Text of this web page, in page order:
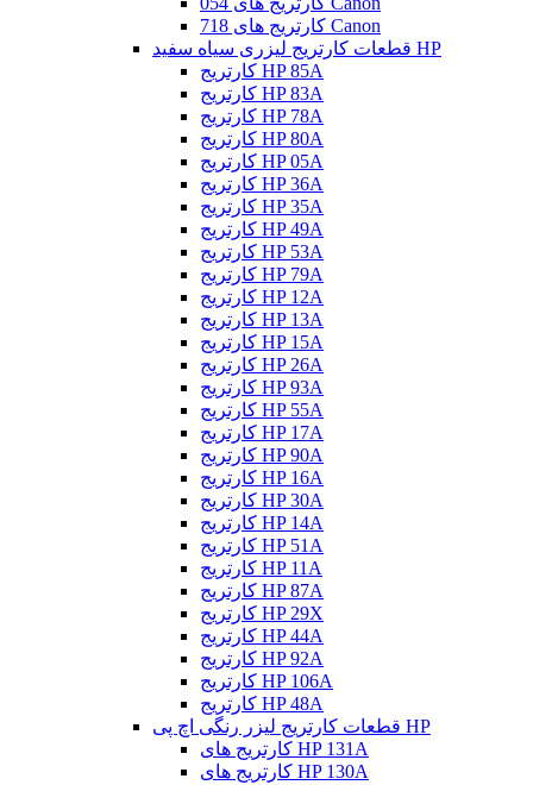
کارتریج های 718 Canon
قطعات کارتریج لیزری سیاه سفید HP
کارتریج HP 85A
کارتریج HP 83A
کارتریج HP 78A
کارتریج HP 80A
کارتریج HP 05A
کارتریج HP 36A
کارتریج HP 35A
کارتریج HP 49A
کارتریج HP 53A
کارتریج HP 79A
کارتریج HP 12A
کارتریج HP 13A
کارتریج HP 15A
کارتریج HP 26A
کارتریج HP 93A
کارتریج HP 55A
کارتریج HP 17A
کارتریج HP 90A
کارتریج HP 16A
کارتریج HP 30A
کارتریج HP 14A
کارتریج HP 51A
کارتریج HP 11A
کارتریج HP 87A
کارتریج HP 29X
کارتریج HP 44A
کارتریج HP 92A
کارتریج HP 106A
کارتریج HP 48A
قطعات کارتریج لیزر رنگی اچ پی HP
کارتریج های HP 131A
کارتریج های HP 130A